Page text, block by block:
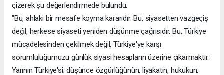
çizerek şu değerlendirmede bulundu:
"Bu, ahlaki bir mesafe koyma kararıdır. Bu, siyasetten vazgeçiş
değil, herkese siyaseti yeniden düşünme çağrısıdır. Bu, Türkiye
mücadelesinden çekilmek değil, Türkiye'ye karşı
sorumluluğumuzu günlük siyasi hesapların üzerine çıkarmaktır.
Yarının Türkiye'si; düşünce özgürlüğünün, liyakatin, hukukun,